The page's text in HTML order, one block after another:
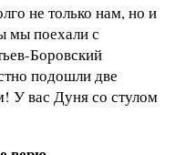
не только нам, но и
мы поехали с
Боровский
подошли две
У вас Дуня со стулом